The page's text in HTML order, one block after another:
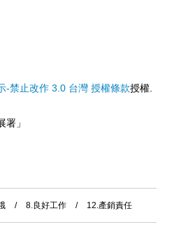
-禁止改作 3.0 台灣 授權條款授權.
」
/ 8.良好工作 / 12.產銷責任